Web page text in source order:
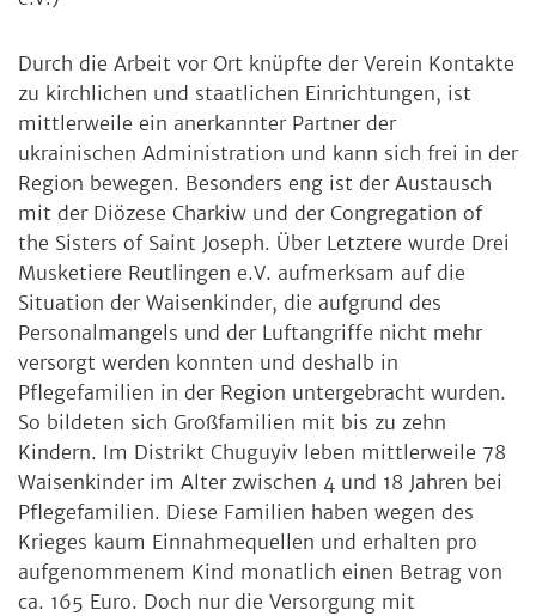
Durch die Arbeit vor Ort knüpfte der Verein Kontakte
zu kirchlichen und staatlichen Einrichtungen, ist
mittlerweile ein anerkannter Partner der
ukrainischen Administration und kann sich frei in der
Region bewegen. Besonders eng ist der Austausch
mit der Diözese Charkiw und der Congregation of
the Sisters of Saint Joseph. Über Letztere wurde Drei
Musketiere Reutlingen e.V. aufmerksam auf die
Situation der Waisenkinder, die aufgrund des
Personalmangels und der Luftangriffe nicht mehr
versorgt werden konnten und deshalb in
Pflegefamilien in der Region untergebracht wurden.
So bildeten sich Großfamilien mit bis zu zehn
Kindern. Im Distrikt Chuguyiv leben mittlerweile 78
Waisenkinder im Alter zwischen 4 und 18 Jahren bei
Pflegefamilien. Diese Familien haben wegen des
Krieges kaum Einnahmequellen und erhalten pro
aufgenommenem Kind monatlich einen Betrag von
ca. 165 Euro. Doch nur die Versorgung mit